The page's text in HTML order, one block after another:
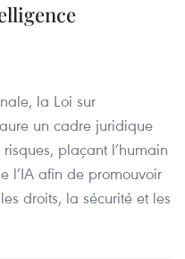
la Loi sur
un cadre juridique
plaçant l’humain
l’IA afin de promouvoir
droits, la sécurité et les